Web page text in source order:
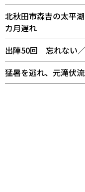
北秋田市森吉の太平
カ月遅れ
出陣50回 忘れない
猛暑を逃れ、元滝伏